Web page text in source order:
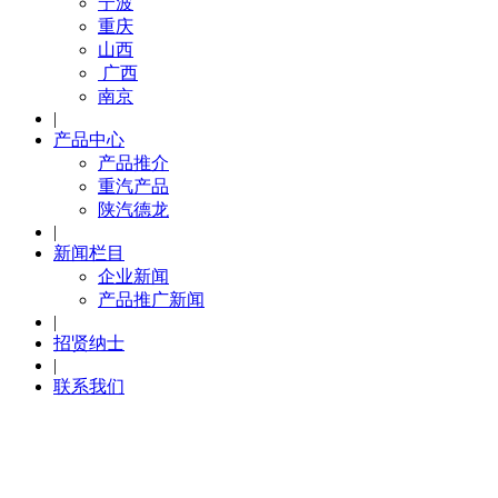
重庆
山西
广西
南京
|
产品中心
产品推介
重汽产品
陕汽德龙
|
新闻栏目
企业新闻
产品推广新闻
|
招贤纳士
|
联系我们